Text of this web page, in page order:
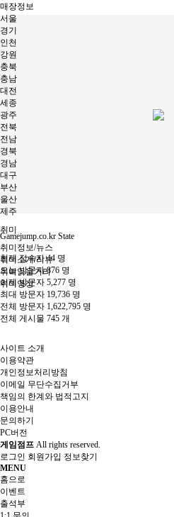
매장정보
서울
경기
인천
강원
충북
충남
대전
세종
광주
전북
전남
경북
경남
대구
부산
울산
제주
취미
취미정보/뉴스
취미소개/리뷰
취미읽을거리
취미영상
Gamejump.co.kr State
현재 접속자44 명
오늘 방문자876 명
어제 방문자 5,277 명
최대 방문자 19,736 명
전체 방문자 1,622,795 명
전체 게시물 745 개
사이트 소개
이용약관
개인정보처리방침
이메일 무단수집거부
책임의 한계와 법적고지
이용안내
문의하기
PC버전
게임점프 All rights reserved.
로그인 회원가입 정보찾기
MENU
홈으로
이벤트
출석부